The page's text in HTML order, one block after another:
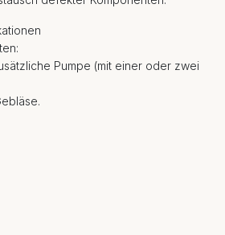
Pumpe (mit einer oder zwei